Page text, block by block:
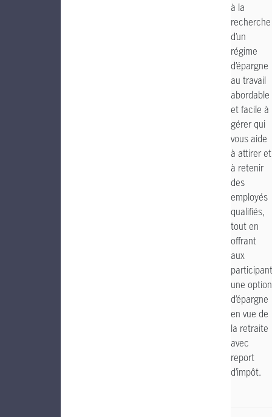
à la
recherche
d’un
régime
d’épargne
au travail
abordable
et facile à
gérer qui
vous aide
à attirer et
à retenir
des
employés
qualifiés,
tout en
offrant
aux
une option
d’épargne
en vue de
la retraite
avec
report
d’impôt.